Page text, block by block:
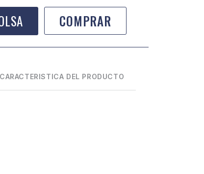
COMPRAR
CARACTERISTICA DEL PRODUCTO